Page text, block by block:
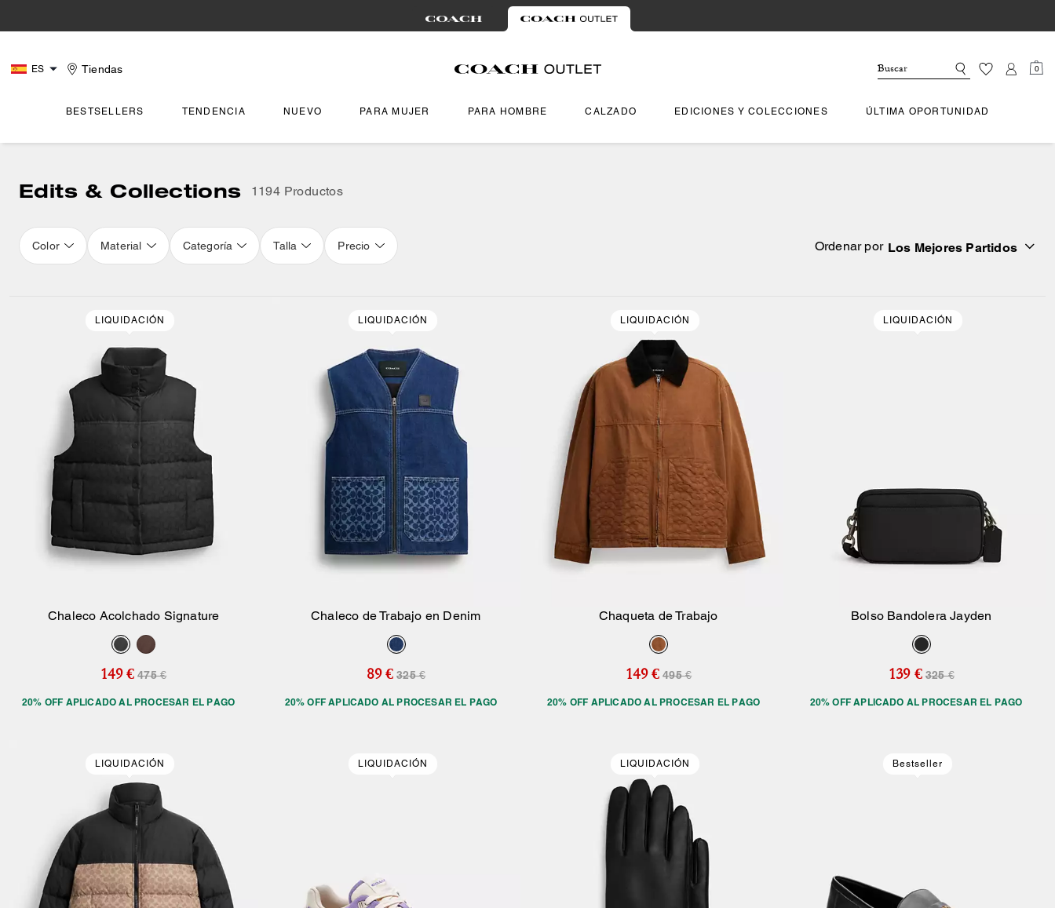
ES Tiendas 0
BESTSELLERS TENDENCIA NUEVO PARA MUJER PARA HOMBRE CALZADO EDICIONES Y COLECCIONES ÚLTIMA OPORTUNIDAD
Edits & Collections 1194 Productos
Color Material Categoría Talla Precio Ordenar por Los Mejores Partidos
LIQUIDACIÓN
Añadir A La Cesta
Chaleco Acolchado Signature
149 € 475 €
20% OFF APLICADO AL PROCESAR EL PAGO
LIQUIDACIÓN
Añadir A La Cesta
Chaleco de Trabajo en Denim
89 € 325 €
20% OFF APLICADO AL PROCESAR EL PAGO
LIQUIDACIÓN
Añadir A La Cesta
Chaqueta de Trabajo
149 € 495 €
20% OFF APLICADO AL PROCESAR EL PAGO
LIQUIDACIÓN
Añadir A La Cesta
Bolso Bandolera Jayden
139 € 325 €
20% OFF APLICADO AL PROCESAR EL PAGO
LIQUIDACIÓN LIQUIDACIÓN LIQUIDACIÓN Bestseller